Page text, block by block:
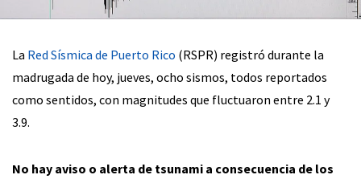
La Red Sísmica de Puerto Rico (RSPR) registró durante la
madrugada de hoy, jueves, ocho sismos, todos reportados
como sentidos, con magnitudes que fluctuaron entre 2.1 y
3.9.
No hay aviso o alerta de tsunami a consecuencia de los